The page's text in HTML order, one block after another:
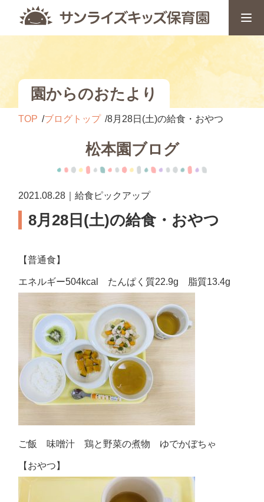
園からのおたより
TOP ブログトップ 8月28日(土)の給食・おやつ
松本園ブログ
2021.08.28｜給食ピックアップ
8月28日(土)の給食・おやつ
【普通食】
エネルギー504kcal たんぱく質22.9g 脂質13.4g
ご飯 味噌汁 鶏と野菜の煮物 ゆでかぼちゃ
【おやつ】